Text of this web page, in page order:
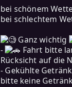
bei schönem
bei schlechtem
Ganz wichtig
-
Fahrt bitte
Rücksicht auf die
- Gekühlte
bitte keine